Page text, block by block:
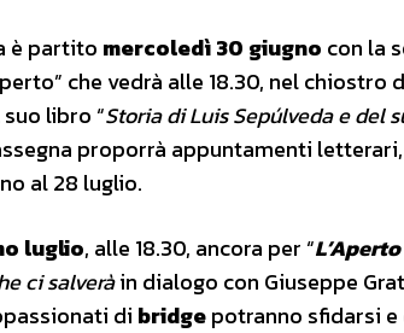
è partito mercoledì 30 giugno con la
che vedrà alle 18.30, nel chiostro
libro “Storia di Luis Sepúlveda e del
proporrà appuntamenti
al 28 luglio.
luglio, alle 18.30, ancora per “L’Aperto
ci salveràin dialogo con Giuseppe
di bridgepotranno sfidarsi